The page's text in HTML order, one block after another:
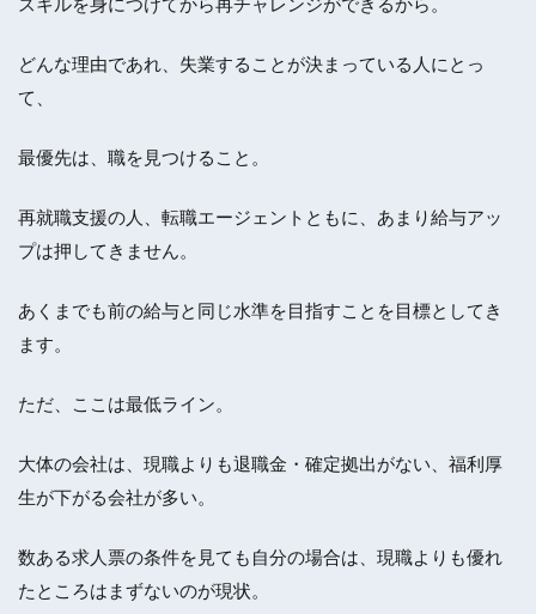
どんな理由であれ、失業することが決まっている人にとっ
て、
最優先は、 職を見つけること。
再就職支援の人、転職エージェントともに、あまり給与アッ
プは押してきません。
あくまでも前の給与と同じ水準を目指すことを目標としてき
ます。
ただ、ここは最低ライン。
大体の会社は、現職よりも退職金・確定拠出がない、福利厚
生が下がる会社が多い。
数ある求人票の条件を見ても自分の場合は、現職よりも優れ
たところはまずないのが現状。